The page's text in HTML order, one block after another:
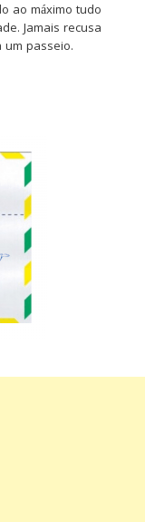
ao máximo tudo
Jamais recusa
passeio.